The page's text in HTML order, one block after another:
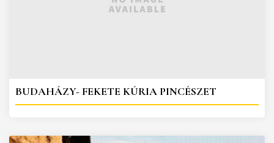
BUDAHÁZY- FEKETE KÚRIA PINCÉSZET